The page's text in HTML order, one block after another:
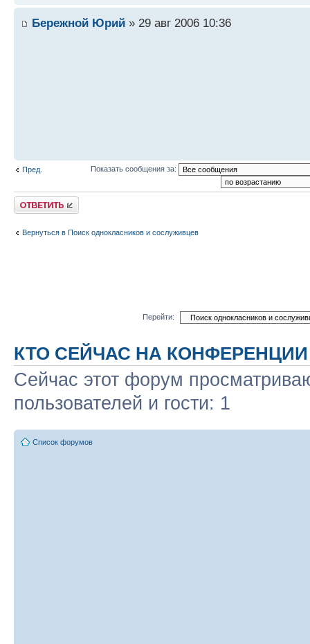
Бережной Юрий » 29 авг 2006 10:36
Пред. Показать сообщения за:
Ответить
Вернуться в Поиск однокласников и сослуживцев
Перейти:
КТО СЕЙЧАС НА КОНФЕРЕНЦИИ
Сейчас этот форум
пользователей и гости: 1
Список форумов